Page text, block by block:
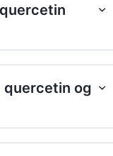
quercetin og